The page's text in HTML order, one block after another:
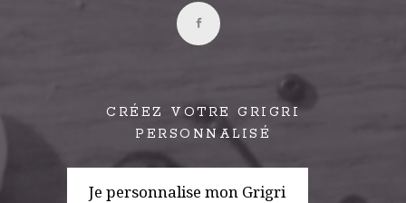
CRÉEZ VOTRE GRIGRI
PERSONNALISÉ
Je personnalise mon Grigri